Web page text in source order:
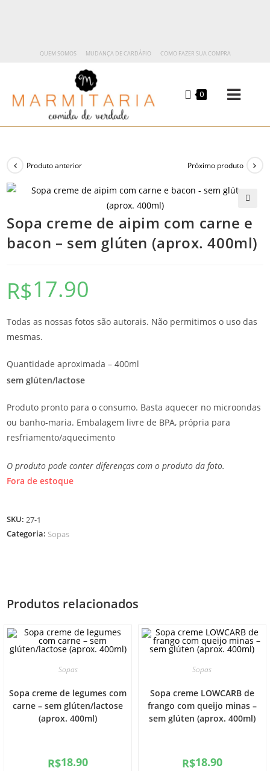
QUEM SOMOS MUDANÇA DE CARDÁPIO COMO FAZER SUA COMPRA
0
Produto anterior Próximo produto
Sopa creme de aipim com carne e
bacon – sem glúten (aprox. 400ml)
R$17.90
Todas as nossas fotos são autorais. Não permitimos o uso das
mesmas.
Quantidade aproximada – 400ml
sem glúten/lactose
Produto pronto para o consumo. Basta aquecer no microondas
ou banho-maria. Embalagem livre de BPA, própria para
resfriamento/aquecimento
O produto pode conter diferenças com o produto da foto.
Fora de estoque
SKU: 27-1
Categoria: Sopas
Produtos relacionados
Sopas
Sopa creme de legumes com
carne – sem glúten/lactose
(aprox. 400ml)
R$18.90
Sopas
Sopa creme LOWCARB de
frango com queijo minas –
sem glúten (aprox. 400ml)
R$18.90